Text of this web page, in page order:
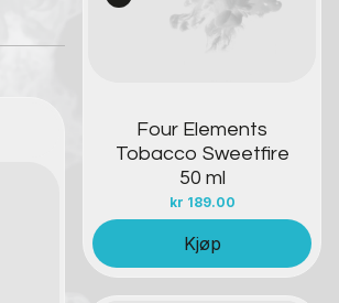
Four Elements
Tobacco Sweetfire
50 ml
kr 189.00
Kjøp